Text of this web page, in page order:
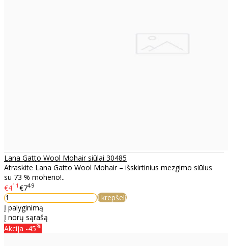
Lana Gatto Wool Mohair siūlai 30485
Atraskite Lana Gatto Wool Mohair – išskirtinius mezgimo siūlus
su 73 % moherio!..
€411 €749
Į krepšelį
Į palyginimą
Į norų sąrašą
Akcija -45%